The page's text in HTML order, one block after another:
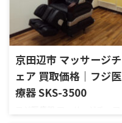
京田辺市 マッサージチ
ェア 買取価格｜フジ医
療器 SKS-3500